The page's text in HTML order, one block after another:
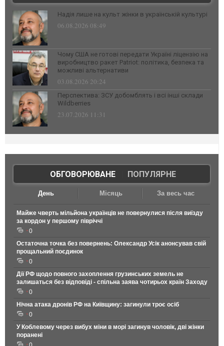
Надія лише на культ жінки в українській культурі
06.08.2026 08:49
Чому США не готові передати Україні ліцензію на
виробництво ракет Patriot: політика, безпека та
можливі альтернативи
03.08.2026 20:24
Перспектива: ЗСУ добомблять і всі інші склади
Wildberries
23.07.2026 11:31
ОБГОВОРЮВАНЕ| ПОПУЛЯРНЕ
День Місяць За весь час
Майже чверть мільйона українців не повернулися після виїзду
за кордон у першому півріччі
0
Остаточна точка без повернень: Олександр Усік анонсував свій
прощальний поєдинок
0
Дії РФ щодо повного захоплення грузинських земель не
залишаться без відповіді - спільна заява чотирьох країн Заходу
0
Нічна атака дронів РФ на Київщину: загинули троє осіб
0
У Коблевому через вибух міни в морі загинув чоловік, дві жінки
поранені